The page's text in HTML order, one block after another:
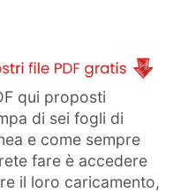
qui proposti
di sei fogli di
e come sempre
fare è accedere
il loro caricamento,